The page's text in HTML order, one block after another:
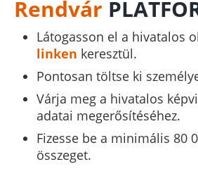
Rendvár
Látogasson el a hivatalos
linken keresztül.
Pontosan töltse ki
Várja meg a hivatalos
adatai megerősítéséhez.
Fizesse be a minimális 80
összeget.